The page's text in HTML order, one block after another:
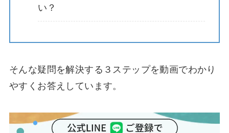
い？
そんな疑問を解決する３ステップを動画でわかり
やすくお答えしています。